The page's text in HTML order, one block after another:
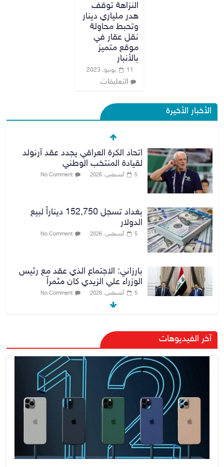
النزاهة توقف
هدر ملياري دينار
وتحبط محاولة
نقل عقار في
موقع متميز
بالأنبار
11 يونيو، 2023
التعليقات
الأخبار الأخيرة
اتحاد الكرة العراقي يجدد عقد آرنولد
لقيادة المنتخب الوطني
5 أغسطس، 2026 No Comment
بغداد تسجل 152,750 ديناراً لبيع
الدولار
5 أغسطس، 2026 No Comment
بارزاني: الاجتماع الذي عقد مع رئيس
الوزراء علي الزيدي كان مثمراً
5 أغسطس، 2026 No Comment
وزير الخارجية يبحث مع نظيره
السعودي ترتيبات زيارة مرتقبة لوفد
أمني عراقي إلى السعودية
No Comment
وزارة الخزانة الأمريكية تعلن إلغاء
عقوبات مرتبطة بإيران
No Comment
آخر الفيديوهات